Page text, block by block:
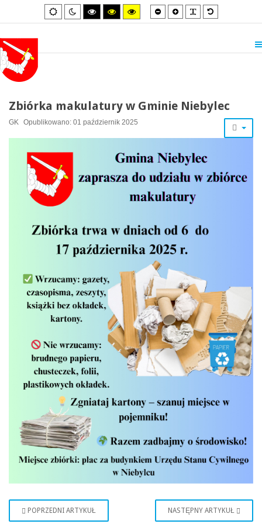
Default
mode
Night
mode
High
contrast
High
contrast
High
contrast
Smaller
font
Larger
font
Default
font
Zbiórka makulatury w Gminie Niebylec
GK Opublikowano: 01 październik 2025
POPRZEDNI ARTYKUŁ NASTĘPNY ARTYKUŁ